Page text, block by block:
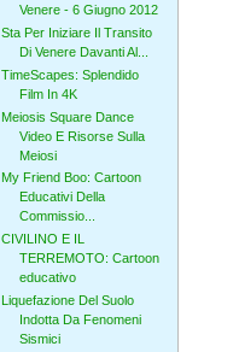
Venere - 6 Giugno 2012
Sta Per Iniziare Il Transito
Di Venere Davanti Al...
TimeScapes: Splendido
Film In 4K
Meiosis Square Dance
Video E Risorse Sulla
Meiosi
My Friend Boo: Cartoon
Educativi Della
Commissio...
CIVILINO E IL
TERREMOTO: Cartoon
educativo
Liquefazione Del Suolo
Indotta Da Fenomeni
Sismici